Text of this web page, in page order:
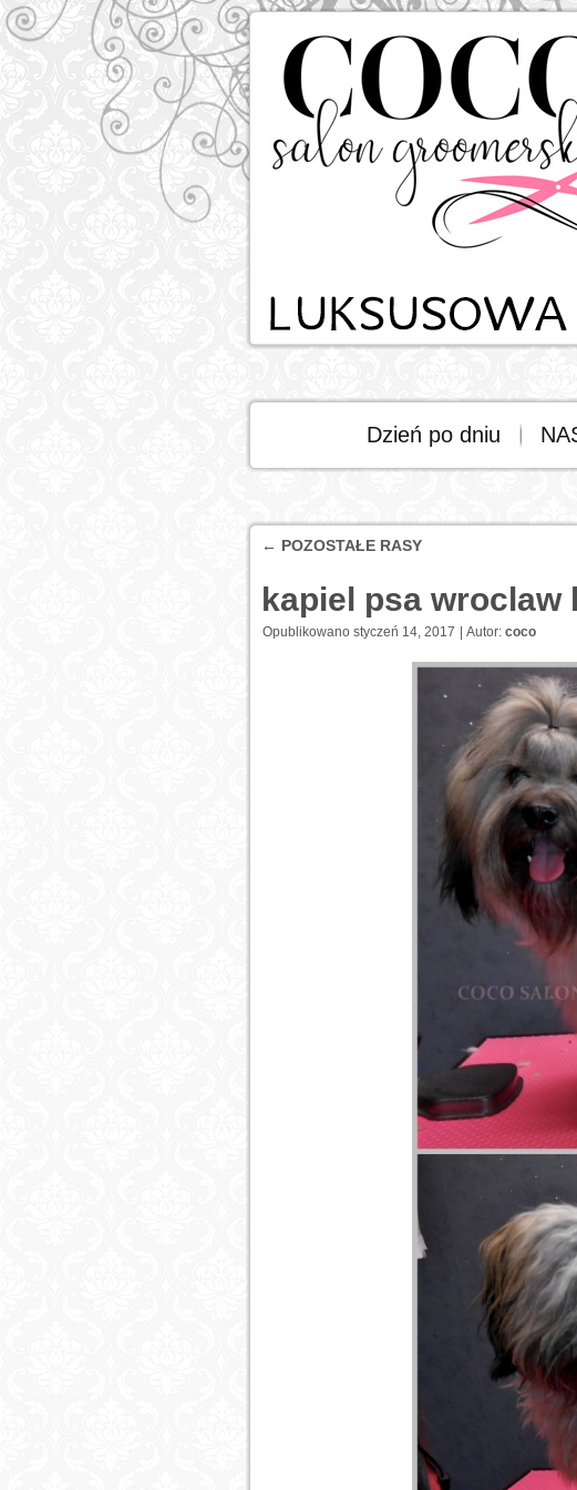
Dzień po dniu
← POZOSTAŁE RASY
kapiel psa wroclaw
Opublikowano styczeń 14, 2017 Autor: coco